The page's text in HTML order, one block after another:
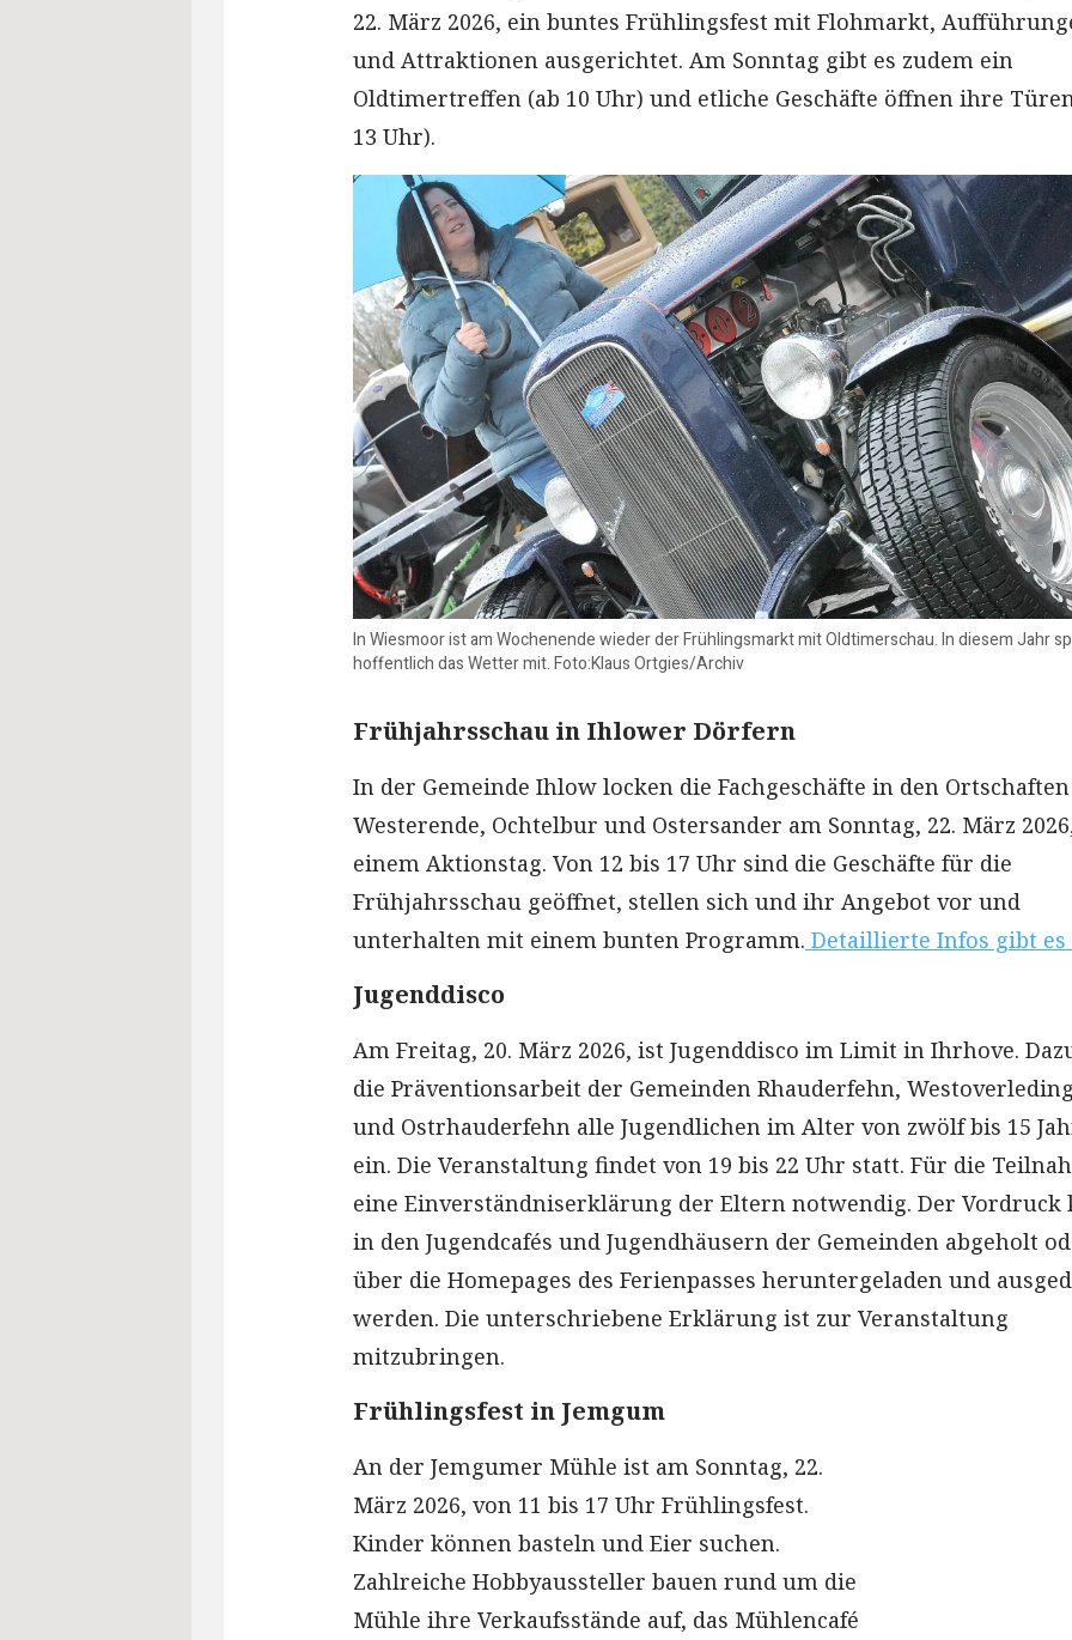
22. März 2026, ein buntes Frühlingsfest mit Flohmarkt,
und Attraktionen ausgerichtet. Am Sonntag gibt es zudem ein
Oldtimertreffen (ab 10 Uhr) und etliche Geschäfte öffnen ihre
13 Uhr).
In Wiesmoor ist am Wochenende wieder der Frühlingsmarkt mit Oldtimerschau. In diesem Jahr
hoffentlich das Wetter mit. Foto:Klaus Ortgies/Archiv
Frühjahrsschau in Ihlower Dörfern
In der Gemeinde Ihlow locken die Fachgeschäfte in den Ortschaften
Westerende, Ochtelbur und Ostersander am Sonntag, 22. März
einem Aktionstag. Von 12 bis 17 Uhr sind die Geschäfte für die
Frühjahrsschau geöffnet, stellen sich und ihr Angebot vor und
unterhalten mit einem bunten Programm. Detaillierte Infos gibt es
Jugenddisco
Am Freitag, 20. März 2026, ist Jugenddisco im Limit in Ihrhove.
die Präventionsarbeit der Gemeinden Rhauderfehn,
und Ostrhauderfehn alle Jugendlichen im Alter von zwölf bis 15
ein. Die Veranstaltung findet von 19 bis 22 Uhr statt. Für die
eine Einverständniserklärung der Eltern notwendig. Der Vordruck
in den Jugendcafés und Jugendhäusern der Gemeinden abgeholt
über die Homepages des Ferienpasses heruntergeladen und
werden. Die unterschriebene Erklärung ist zur Veranstaltung
mitzubringen.
Frühlingsfest in Jemgum
An der Jemgumer Mühle ist am Sonntag, 22.
März 2026, von 11 bis 17 Uhr Frühlingsfest.
Kinder können basteln und Eier suchen.
Zahlreiche Hobbyaussteller bauen rund um die
Mühle ihre Verkaufsstände auf, das Mühlencafé